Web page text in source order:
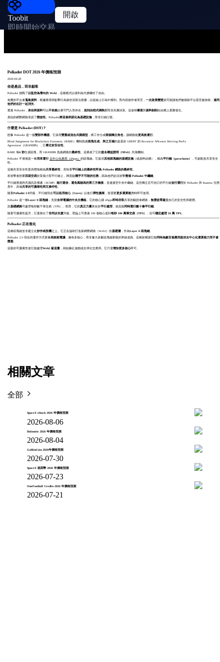
Toobit
即時開始交易
開啟
Polkadot DOT 2026 年價格預測
2026-04-28
你是產品，而非顧客
Polkadot 挑戰了 以監控為導向的 Web2，這種模式以便利為代價犧牲了自由。
免費的平台會蒐集資料，根據搜尋與點擊行為操控演算法推播，以從線上行為中獲利。對內容創作者而言， 一次政策變更就可能讓他們被移除平台甚至被抹除， 連同
他們的生計一起消失。
透過 Polkadot， 身份與資料可以不依賴企業守門人而存在， 規則由程式碼執行而非高層決策。這使得審查與資料剝削在結構上更難發生。
原始的網際網路承諾了 開放性。Polkadot將這個承諾化為基礎設施，而非行銷口號。
什麼是 Polkadot (DOT)？
想像 Polkadot 是一個雙部件機器。它採用雙重或混合共識模型，將工作分成兩個獨立角色，讓網路能更高效運行。
Blind Assignment for Blockchain Extension（ BABE）機制負責區塊生成。 與之互補 的是基於 GHOST 的 Recursive ANcestor Deriving Prefix
Agreement（ GRANDPA），它專注於安全性。
BABE 每6 秒生成區塊，而 GRANDPA 負責網路的最終性。這構成了它的提名權益證明（NPoS） 共識機制。
Polkadot 不僅僅是一條用來運行 去中心化應用（dApps） 的區塊鏈。它提供其他區塊鏈的基礎設施（或資料結構），稱為平行鏈（parachains）
，可啟動並共享安全
性。
這種共享安全性更具體地稱為共享最終性，意味著平行鏈上的最終性即為 Polkadot 網路的最終性。
若攻擊者想要回滾交易於某個小型平行鏈上，將面臨幾乎不可能的任務，因為他們必須攻擊整個 Polkadot 中繼鏈。
平行鏈透過跨共識訊息傳遞（XCMP） 進行通信， 避免風險高的第三方橋接，並連接至中央中繼鏈。這些獨立且可自訂的平行鏈並行運行於 Polkadot 與 Kusama 生態
系中，具備共享的可擴展性與互操作性。
隨著Polkadot 2.0升級，平行鏈現在可以租用核心（Cores） 以進行彈性擴展，當需要更多運算能力時即可使用。
Polkadot 是一條Layer 0 區塊鏈，充當全球電腦的中央主機板。它的核心讓 dApps即時存取共享的驗證者網路， 無需從零建立自己的安全性與硬體。
其基礎網路可處理每秒數千筆交易（TPS）。然而，它的真正力量來自於平行處理，使其能同時運行數十條平行鏈。
隨著可擴展性提升，它還推出了非同步支援升級。理論上可透過 100 個核心達到每秒 100 萬筆交易（TPS） ，但可穩定處理 10 萬 TPS。
Polkadot 正在進化
這條區塊鏈並非建立在炒作或投機之上。它正在協助打造新網際網路（Web3）的基礎層，作為Layer 0 區塊鏈。
Polkadot 2.0 現在的運作方式更像高效能電腦，擁有多核心，而非像大多數區塊鏈那樣的單線道路。這種架構讓它能同時為數百個應用提供去中心化運算能力而不會
壅塞。
這樣的可擴展性使它能處理Web2 級流量，例如爆紅遊戲或全球社交應用。它只需增加更多核心即可。
相關文章
全部
SpaceX xStock 2026 年價格預測
2026-08-06
Dolomite 2026 年價格預測
2026-08-04
GoblinCoin 2026年價格預測
2026-07-30
SpaceX 迷因幣 2026 年價格預測
2026-07-23
OneFootball Credits 2026 年價格預測
2026-07-21